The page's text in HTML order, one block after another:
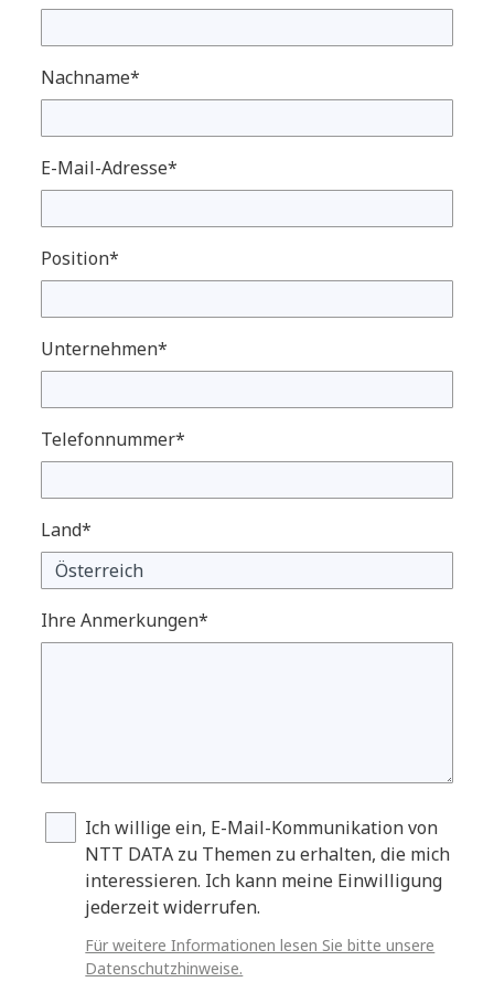
Nachname*
E-Mail-Adresse*
Position*
Unternehmen*
Telefonnummer*
Land*
Ihre Anmerkungen*
Ich willige ein, E-Mail-Kommunikation von
NTT DATA zu Themen zu erhalten, die mich
interessieren. Ich kann meine Einwilligung
jederzeit widerrufen.
Für weitere Informationen lesen Sie bitte unsere
Datenschutzhinweise.